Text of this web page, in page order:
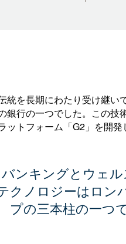
統を長期にわたり受け継
銀行の一つでした。この
トフォーム「G2」を開発
ンキングとウェ
クノロジーはロン
プの三本柱の一つ